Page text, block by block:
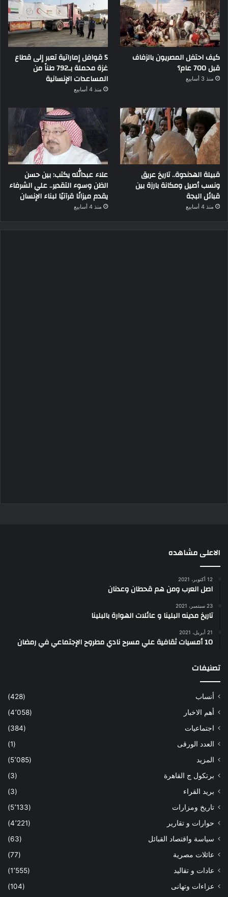
كيف احتفل المصريون بالزفاف
قبل 700 عام؟
منذ 3 أسابيع
5 قوافل إماراتية تعبر إلى قطاع
غزة محملة بـ792 طناً من
المساعدات الإنسانية
منذ 4 أسابيع
قبيلة الهدندوة.. تاريخ عريق
ونسب أصيل ومكانة بارزة بين
قبائل البجة
منذ 4 أسابيع
علاء عبدالله يكتب: بين حسن
الظن وسوء التقدير.. علي الشرفاء
يقدم ميزانًا قرآنيًا لبناء الإنسان
منذ 4 أسابيع
الاعلى مشاهده
12 أكتوبر، 2021
اصل العرب ومن هم قحطان وعدنان
23 سبتمبر، 2021
تاريخ مدينه البلينا و عائلات الهوارة بالبلينا
21 أبريل، 2021
10 أمسيات ثقافية علي مسرح نادي مطروح الإجتماعي في رمضان
تصنيفات
أنساب
(428)
أهم الاخبار
(4٬058)
اجتماعيات
(384)
العدد الورقى
(1)
المزيد
(5٬085)
برتكول ج القاهرة
(3)
بريد القراء
(3)
تاريخ ومزارات
(5٬133)
حوارات و تقارير
(4٬221)
سياسة واقتصاد القبائل
(63)
عائلات مصرية
(77)
عادات و تقاليد
(1٬555)
عزاءات وتهانى
(104)